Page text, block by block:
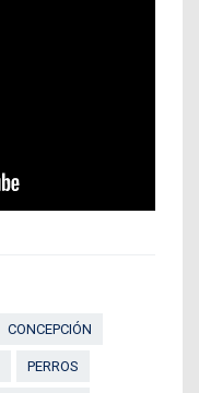
CONCEPCIÓN
PERROS